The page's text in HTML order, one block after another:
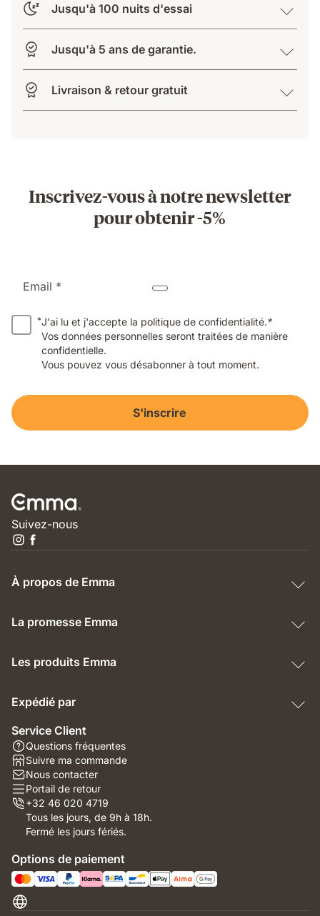
Jusqu'à 100 nuits d'essai
Jusqu'à 5 ans de garantie.
Livraison & retour gratuit
Inscrivez-vous à notre newsletter
pour obtenir -5%
Email *
*J'ai lu et j'accepte la politique de confidentialité.*
Vos données personnelles seront traitées de manière
confidentielle.
Vous pouvez vous désabonner à tout moment.
S'inscrire
Suivez-nous
À propos de Emma
La promesse Emma
Les produits Emma
Expédié par
Service Client
Questions fréquentes
Suivre ma commande
Nous contacter
Portail de retour
+32 46 020 4719
Tous les jours, de 9h à 18h.
Fermé les jours fériés.
Options de paiement